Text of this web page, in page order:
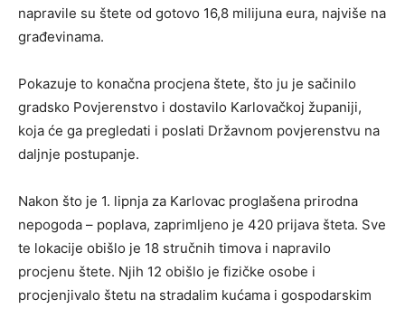
napravile su štete od gotovo 16,8 milijuna eura, najviše na
građevinama.
Pokazuje to konačna procjena štete, što ju je sačinilo
gradsko Povjerenstvo i dostavilo Karlovačkoj županiji,
koja će ga pregledati i poslati Državnom povjerenstvu na
daljnje postupanje.
Nakon što je 1. lipnja za Karlovac proglašena prirodna
nepogoda – poplava, zaprimljeno je 420 prijava šteta. Sve
te lokacije obišlo je 18 stručnih timova i napravilo
procjenu štete. Njih 12 obišlo je fizičke osobe i
procjenjivalo štetu na stradalim kućama i gospodarskim